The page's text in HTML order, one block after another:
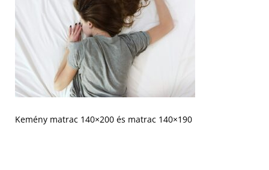
Kemény matrac 140×200 és matrac 140×190